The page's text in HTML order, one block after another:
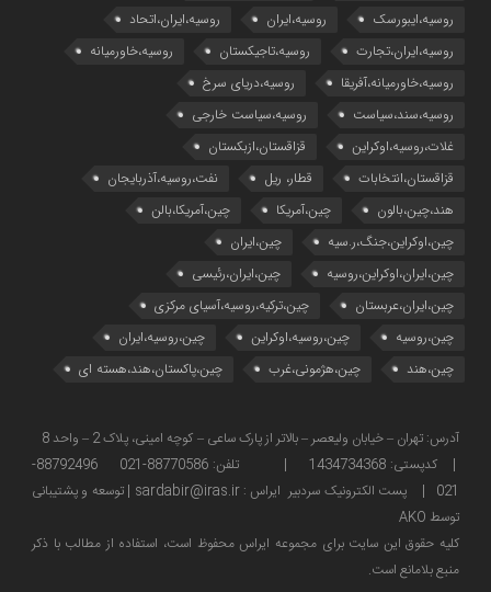
روسیه،ایبورسک
روسیه،ایران
روسیه،ایران،اتحاد
روسیه،ایران،تجارت
روسیه،تاجیکستان
روسیه،خاورمیانه
روسیه،خاورمیانه،آفریقا
روسیه،دریای سرخ
روسیه،سند،سیاست
روسیه،سیاست خارجی
غلات،روسیه،اوکراین
قزاقستان،ازبکستان
قزاقستان،انتخابات
قطار، ریل
نفت،روسیه،آذربایجان
هند،چین،بالون
چین،آمریکا
چین،آمریکا،بالن
چین،اوکراین،جنگ،ر.سیه
چین،ایران
چین،ایران،اوکراین،روسیه
چین،ایران،رئیسی
چین،ایران،عربستان
چین،ترکیه،روسیه،آسیای مرکزی
چین،روسیه
چین،روسیه،اوکراین
چین،روسیه،ایران
چین،هند
چین،هژمونی،غرب چین،پاکستان،هند،هسته ای
| کدپستی: 1434734368 | تلفن: 88770586-021 88792496-
021 | پست الکترونیک سردبیر ایراس : sardabir@iras.ir |
توسعه و پشتیبانی
توسط AKO
كليه حقوق این سایت برای مجموعه ایراس محفوظ است، استفاده از مطالب با ذكر
منبع بلامانع است.